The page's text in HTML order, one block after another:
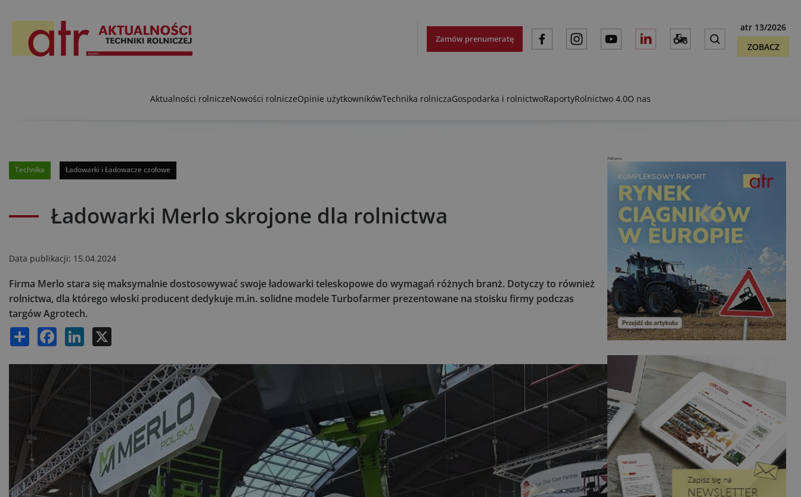
Zamów prenumeratę
atr 13/2026
ZOBACZ
Aktualności rolniczeNowości rolniczeOpinie użytkownikówTechnika rolniczaGospodarka i rolnictwoRaportyRolnictwo 4.0O nas
Technika Ładowarki i Ładowacze czołowe
Ładowarki Merlo skrojone dla rolnictwa
Data publikacji: 15.04.2024
Firma Merlo stara się maksymalnie dostosowywać swoje ładowarki teleskopowe do wymagań różnych branż. Dotyczy to również
rolnictwa, dla którego włoski producent dedykuje m.in. solidne modele Turbofarmer prezentowane na stoisku firmy podczas
targów Agrotech.
Share Facebook LinkedIn
Reklama